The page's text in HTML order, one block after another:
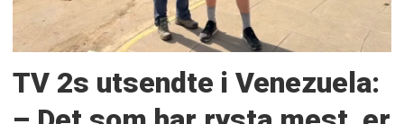
TV 2s utsendte i Venezuela: